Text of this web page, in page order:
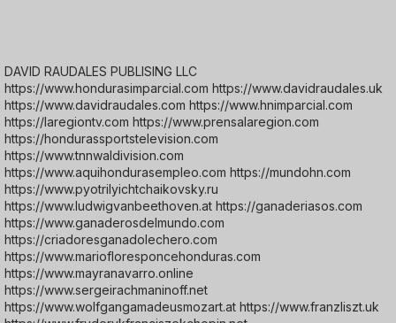
DAVID RAUDALES PUBLISING LLC
https://www.hondurasimparcial.com https://www.davidraudales.uk
https://www.davidraudales.com https://www.hnimparcial.com
https://laregiontv.com https://www.prensalaregion.com
https://hondurassportstelevision.com
https://www.tnnwaldivision.com
https://www.aquihondurasempleo.com https://mundohn.com
https://www.pyotrilyichtchaikovsky.ru
https://www.ludwigvanbeethoven.at https://ganaderiasos.com
https://www.ganaderosdelmundo.com
https://criadoresganadolechero.com
https://www.mariofloresponcehonduras.com
https://www.mayranavarro.online
https://www.sergeirachmaninoff.net
https://www.wolfgangamadeusmozart.at https://www.franzliszt.uk